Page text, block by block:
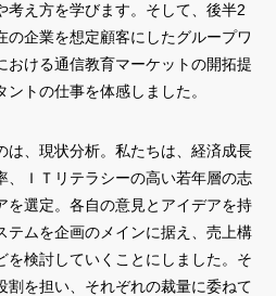
考え方を学びます。そして、後半2
の企業を想定顧客にしたグループワ
おける通信教育マーケットの開拓提
トの仕事を体感しました。
は、現状分析。私たちは、経済成長
、ＩＴリテラシーの高い若年層の志
を選定。各自の意見とアイデアを持
テムを企画のメインに据え、売上構
を検討していくことにしました。そ
割を担い、それぞれの裁量に委ねて